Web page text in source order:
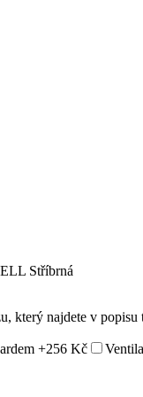
Stříbrná
který najdete v popisu
+256 Kč